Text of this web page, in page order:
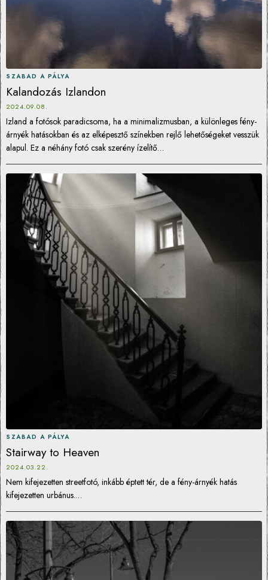
SZABAD A PÁLYA
Kalandozás Izlandon
2024.09.08.
Izland a fotósok paradicsoma, ha a minimalizmusban, a különleges fény-
árnyék hatásokban és az elképesztő színekben rejlő lehetőségeket vesszük
alapul. Ez a néhány fotó csak szerény ízelítő…
SZABAD A PÁLYA
Stairway to Heaven
2024.03.22.
Nem kifejezetten streetfotó, inkább éptett tér, de a fény-árnyék hatás
kifejezetten urbánus.…